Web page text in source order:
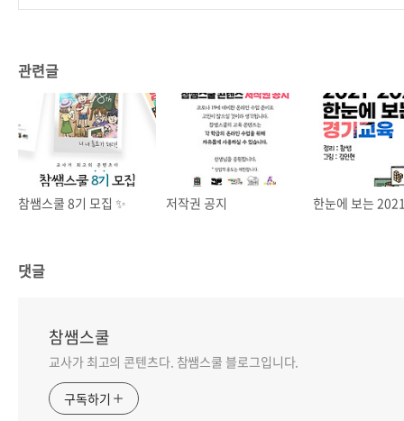
관련글
참쌤스쿨 8기 모집 ✨ 저작권 공지
댓글
참쌤스쿨
교사가 최고의 콘텐츠다. 참쌤스쿨 블로그입니다.
구독하기